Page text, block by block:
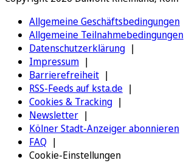
Allgemeine Geschäftsbedingungen
Allgemeine Teilnahmebedingungen
Datenschutzerklärung
Impressum
Barrierefreiheit
RSS-Feeds auf ksta.de
Cookies & Tracking
Newsletter
Kölner Stadt-Anzeiger abonnieren
FAQ
Cookie-Einstellungen